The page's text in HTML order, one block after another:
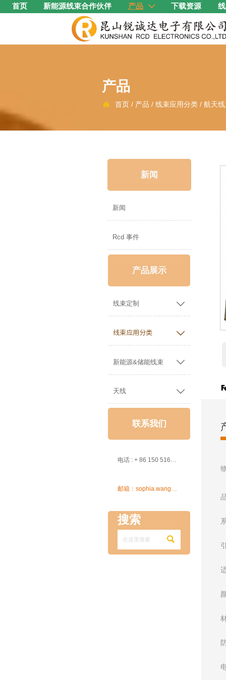
首页 新能源线束合作伙伴 产品  下载资源
产品
 首页 / 产品 /线束应用分类 /航天
新闻
新闻
Rcd 事件
产品展示
线束定制 
线束应用分类 
新能源&储能线束 
天线 
联系我们
电话 : + 86 150 5162 5639

搜索
